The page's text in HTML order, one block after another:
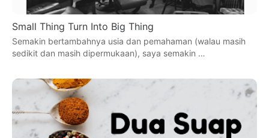
Small Thing Turn Into Big Thing
Semakin bertambahnya usia dan pemahaman (walau masih
sedikit dan masih dipermukaan), saya semakin …